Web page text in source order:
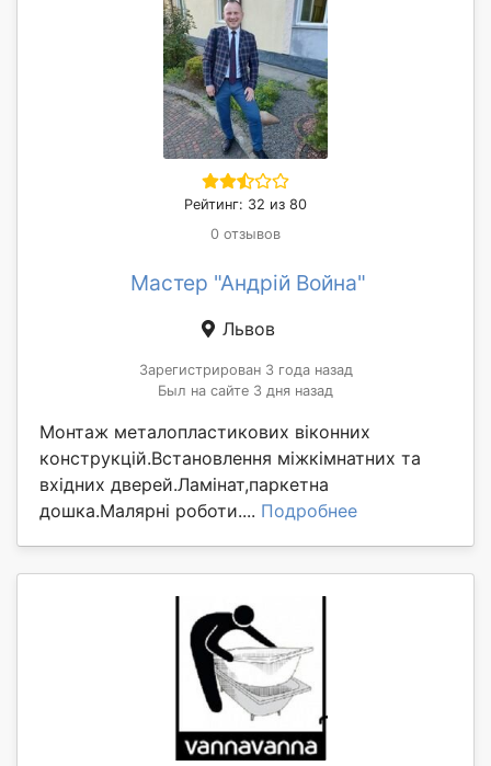
Рейтинг: 32 из 80
0 отзывов
Мастер "Андрій Война"
Львов
Зарегистрирован 3 года назад
Был на сайте 3 дня назад
Монтаж металопластикових віконних
конструкцій.Встановлення міжкімнатних та
вхідних дверей.Ламінат,паркетна
дошка.Малярні роботи.... Подробнее